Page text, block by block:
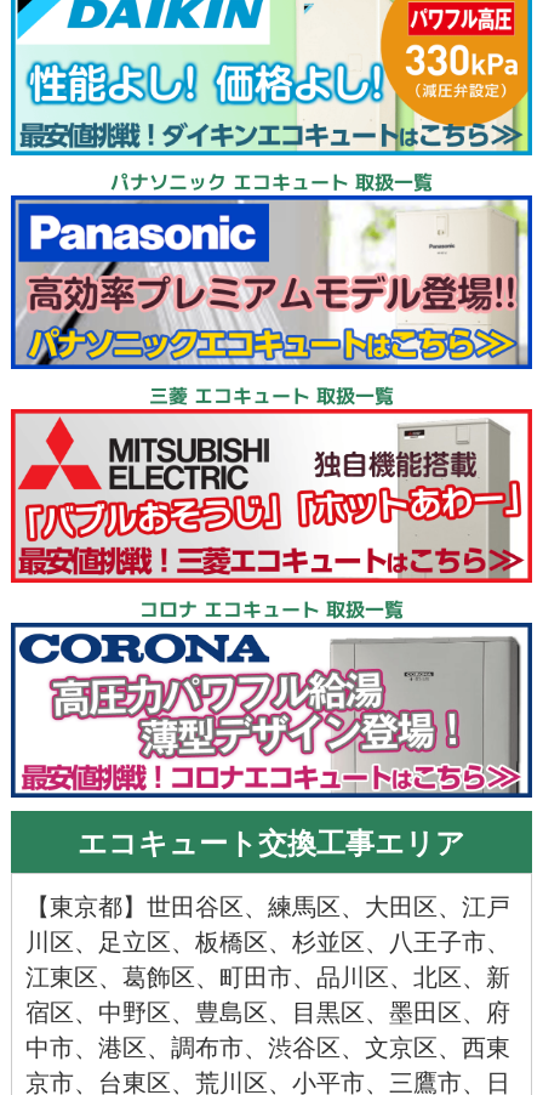
パナソニック エコキュート 取扱一覧
三菱 エコキュート 取扱一覧
コロナ エコキュート 取扱一覧
エコキュート交換工事エリア
【東京都】 世田谷区、 練馬区、 大田区、 江戸
川区、 足立区、 板橋区、 杉並区、 八王子市、
江東区、 葛飾区、 町田市、 品川区、 北区、 新
宿区、 中野区、 豊島区、 目黒区、 墨田区、 府
中市、 港区、 調布市、 渋谷区、 文京区、 西東
京市、 台東区、 荒川区、 小平市、 三鷹市、 日